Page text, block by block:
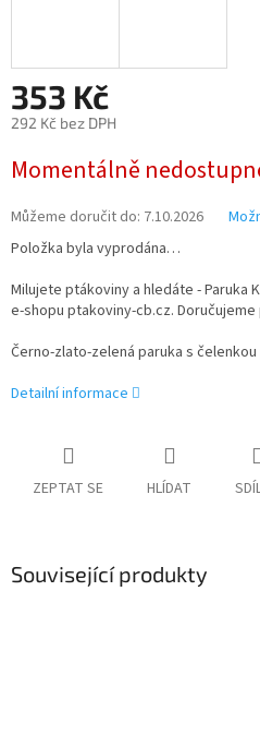
353 Kč
292 Kč bez DPH
cena:
Momentálně
Můžeme doručit do: 7.10.2026
Položka byla vyprodána…
Milujete ptákoviny a hledáte - Paruka
e-shopu ptakoviny-cb.cz.
Černo-zlato-zelená paruka s
Detailní informace
ZEPTAT SE HLÍDAT
Související produkty